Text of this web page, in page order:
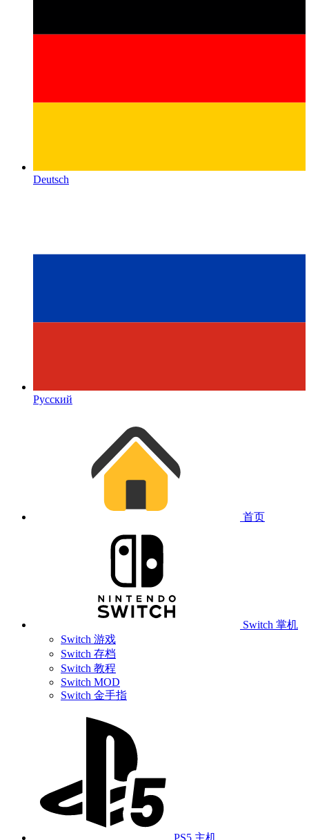
Deutsch
Русский
首页
Switch 掌机
Switch 游戏
Switch 存档
Switch 教程
Switch MOD
Switch 金手指